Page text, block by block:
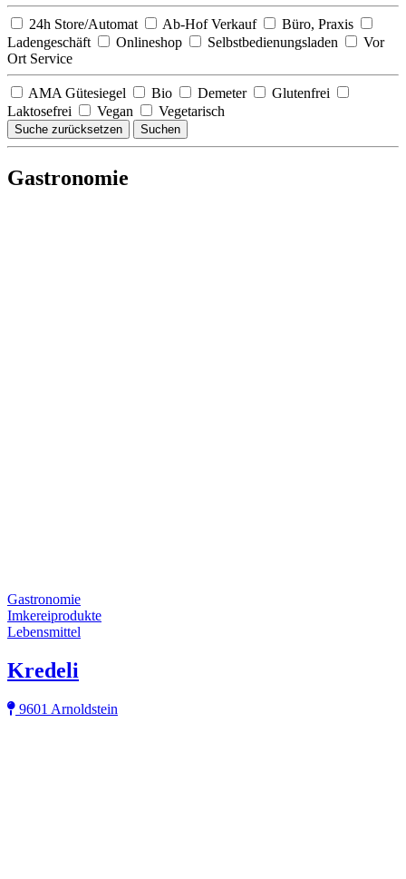
24h Store/Automat Ab-Hof Verkauf
Büro, Praxis
Ladengeschäft
Onlineshop Selbstbedienungsladen
Vor
Ort Service
AMA Gütesiegel Bio Demeter
Glutenfrei
Laktosefrei
Vegan Vegetarisch
Suche zurücksetzen Suchen
Gastronomie
Gastronomie
Imkereiprodukte
Lebensmittel
Kredeli
9601 Arnoldstein